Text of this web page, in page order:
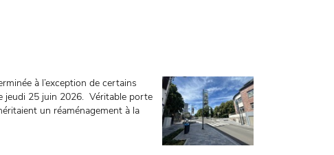
à l’exception de certains
jeudi 25 juin 2026. Véritable porte
un réaménagement à la